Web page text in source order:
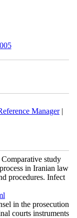
Reference Manager
Comparative study
in Iranian law
procedures. Infect
in the prosecution
courts instruments